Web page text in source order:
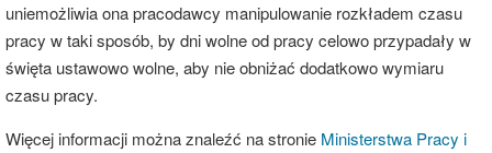
uniemożliwia ona pracodawcy manipulowanie rozkładem czasu
pracy w taki sposób, by dni wolne od pracy celowo przypadały w
święta ustawowo wolne, aby nie obniżać dodatkowo wymiaru
czasu pracy.
Więcej informacji można znaleźć na stronie Ministerstwa Pracy i